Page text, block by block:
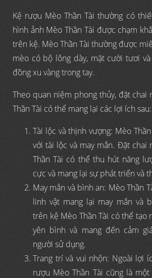
Kệ rượu Mèo Thần Tài thường có
hình ảnh Mèo Thần Tài được chạm
trên kệ. Mèo Thần Tài thường được
mèo có bộ lông dày, mặt cười tươi
đồng xu vàng trong tay.
Theo quan niệm phong thủy, đặt
Thần Tài có thể mang lại các lợi ích sau:
Tài lộc và thịnh vượng: Mèo
với tài lộc và may mắn. Đặt chai
Thần Tài có thể thu hút năng
cực và mang lại sự phát triển và
May mắn và bình an: Mèo Thần
linh vật mang lại may mắn và
trên kệ Mèo Thần Tài có thể tạo
yên bình và mang đến cảm
người sử dụng.
Trang trí và vui nhộn: Ngoài lợi
rượu Mèo Thần Tài cũng là